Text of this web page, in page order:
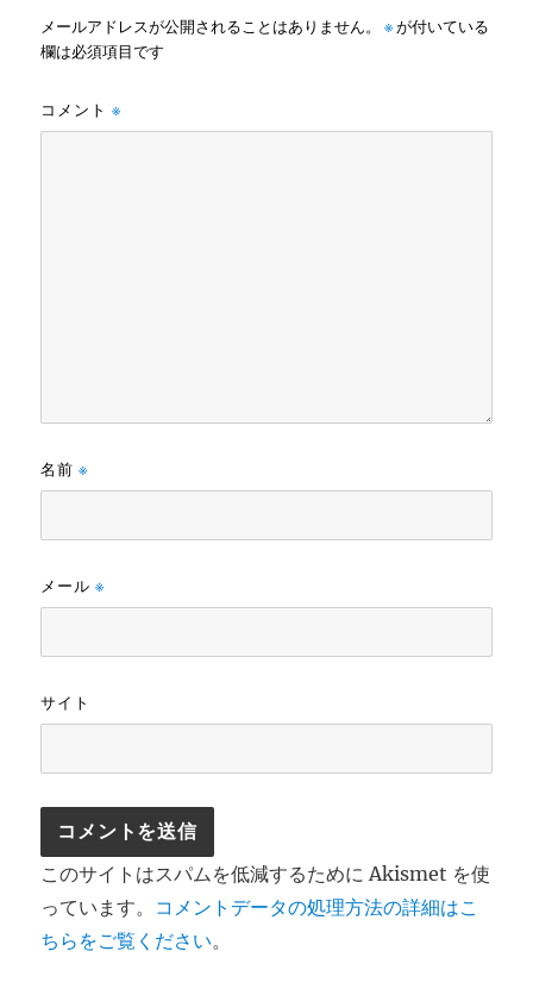
メールアドレスが公開されることはありません。 ※が付いている
欄は必須項目です
コメント※
名前※
メール※
サイト
このサイトはスパムを低減するために Akismet を使
っています。 コメントデータの処理方法の詳細はこ
ちらをご覧ください。